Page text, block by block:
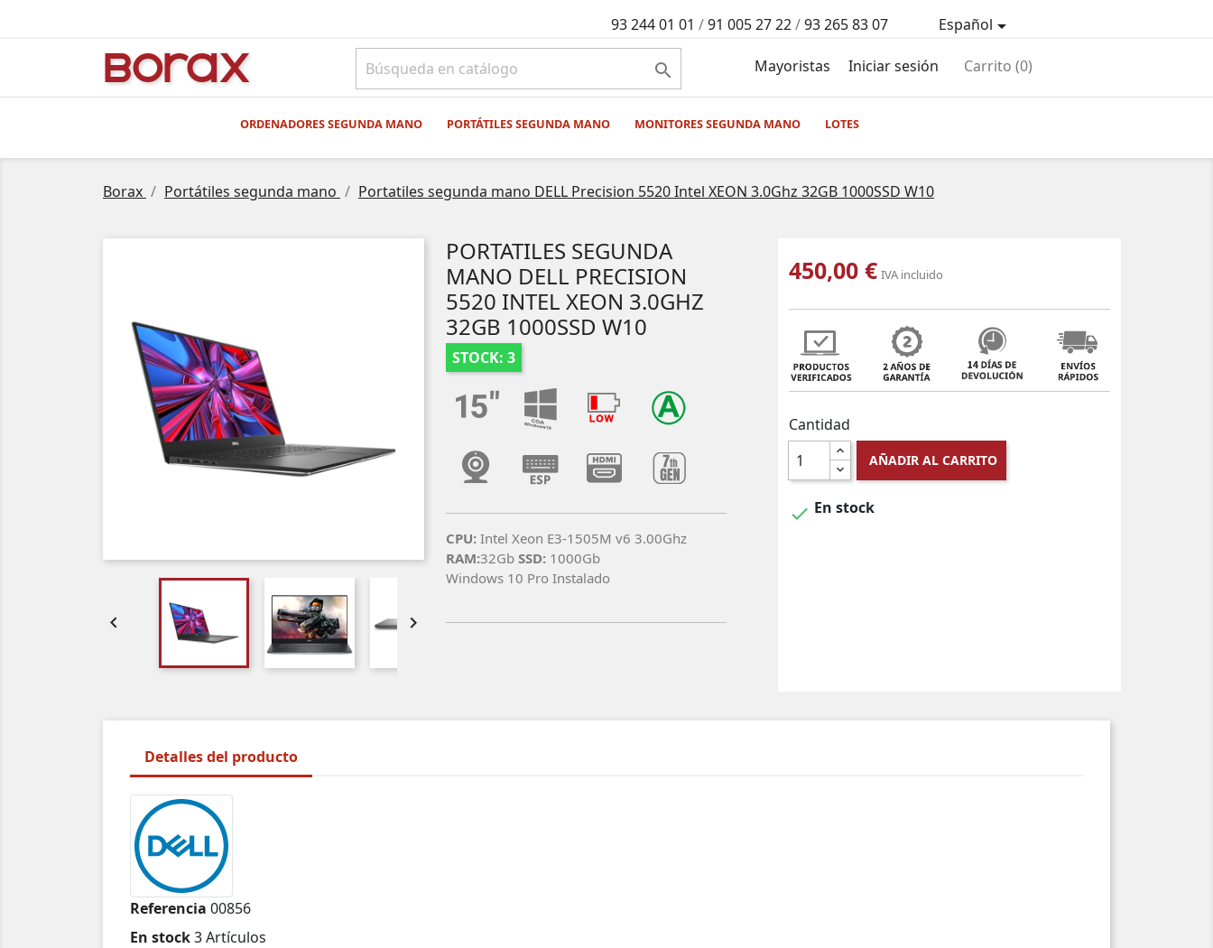
93 244 01 01 /91 005 27 22/93 265 83 07 Español
BOrAx  Mayoristas Iniciar sesión Carrito (0)
ORDENADORES SEGUNDA MANO PORTÁTILES SEGUNDA MANO MONITORES SEGUNDA MANO LOTES
Borax Portátiles segunda mano Portatiles segunda mano DELL Precision 5520 Intel XEON 3.0Ghz 32GB 1000SSD W10
 
PORTATILES SEGUNDA
MANO DELL PRECISION
5520 INTEL XEON 3.0GHZ
32GB 1000SSD W10
STOCK: 3
CPU: Intel Xeon E3-1505M v6 3.00Ghz
RAM:32Gb SSD: 1000Gb
Windows 10 Pro Instalado
450,00 € IVA incluido
Cantidad
AÑADIR AL CARRITO
 En stock
Detalles del producto
Referencia 00856
En stock3 Artículos